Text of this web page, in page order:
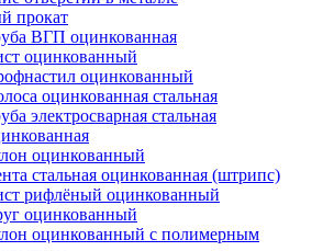
прокат
ВГП оцинкованная
оцинкованный
оцинкованный
оцинкованная стальная
электросварная стальная
оцинкованный
стальная оцинкованная (штрипс)
рифлёный оцинкованный
оцинкованный
оцинкованный с полимерным